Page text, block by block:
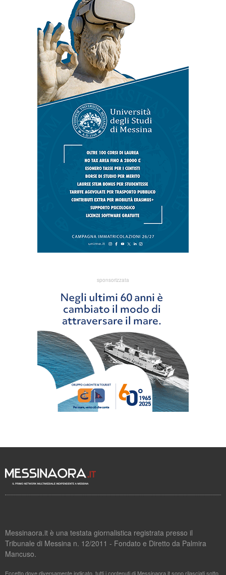
sponsorizzata
Messinaora.it è una testata giornalistica registrata presso il
Tribunale di Messina n. 12/2011 - Fondato e Diretto da Palmira
Mancuso.
Eccetto dove diversamente indicato, tutti i contenuti di Messinaora.it sono rilasciati sotto